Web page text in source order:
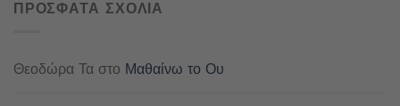
ΠΡΟΣΦΑΤΑ ΣΧΟΛΙΑ
Θεοδώρα Τα στο Μαθαίνω το Ου